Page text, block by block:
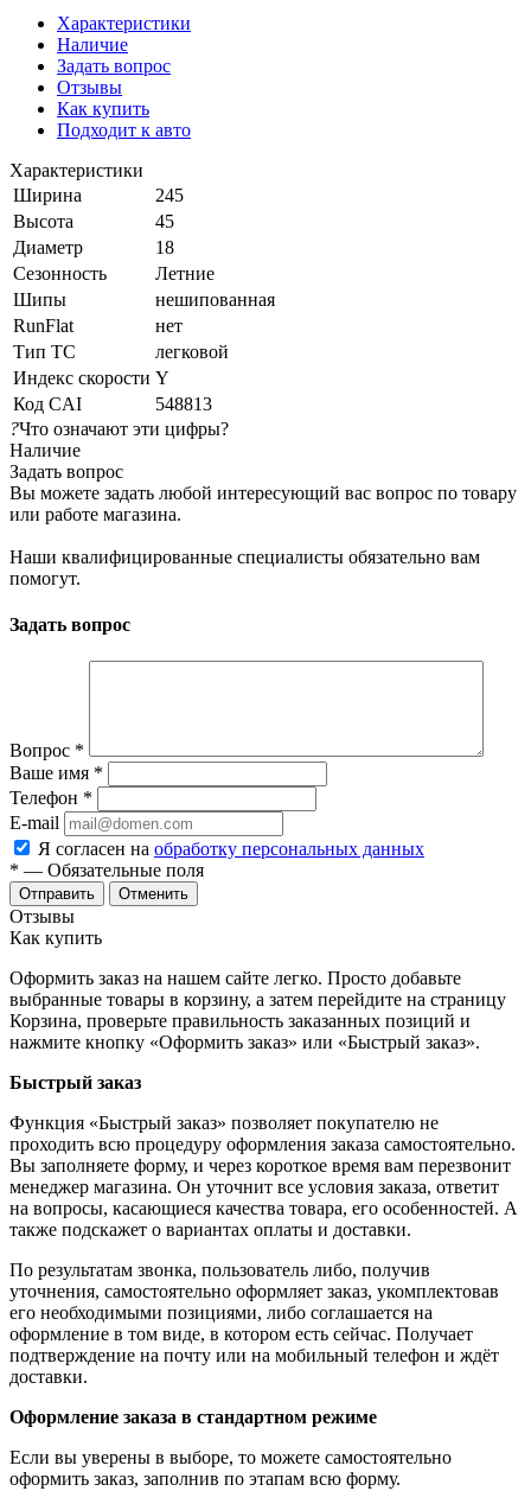
Характеристики
Наличие
Задать вопрос
Отзывы
Как купить
Подходит к авто
Характеристики
Ширина
245
Высота
45
Диаметр
18
Сезонность
Летние
Шипы
нешипованная
RunFlat
нет
Тип ТС
легковой
Индекс скорости Y
Код CAI
548813
?Что означают эти цифры?
Наличие
Задать вопрос
Вы можете задать любой интересующий вас вопрос по товару
или работе магазина.
Наши квалифицированные специалисты обязательно вам
помогут.
Задать вопрос
Вопрос *
Ваше имя *
Телефон *
E-mail
Я согласен на обработку персональных данных
* — Обязательные поля
Отменить
Отзывы
Как купить
Оформить заказ на нашем сайте легко. Просто добавьте
выбранные товары в корзину, а затем перейдите на страницу
Корзина, проверьте правильность заказанных позиций и
нажмите кнопку «Оформить заказ» или «Быстрый заказ».
Быстрый заказ
Функция «Быстрый заказ» позволяет покупателю не
проходить всю процедуру оформления заказа самостоятельно.
Вы заполняете форму, и через короткое время вам перезвонит
менеджер магазина. Он уточнит все условия заказа, ответит
на вопросы, касающиеся качества товара, его особенностей. А
также подскажет о вариантах оплаты и доставки.
По результатам звонка, пользователь либо, получив
уточнения, самостоятельно оформляет заказ, укомплектовав
его необходимыми позициями, либо соглашается на
оформление в том виде, в котором есть сейчас. Получает
подтверждение на почту или на мобильный телефон и ждёт
доставки.
Оформление заказа в стандартном режиме
Если вы уверены в выборе, то можете самостоятельно
оформить заказ, заполнив по этапам всю форму.